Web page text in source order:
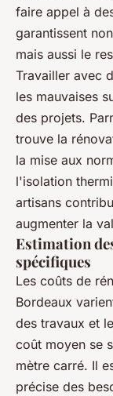
faire appel à
garantissent
mais aussi le
Travailler avec
les mauvaises
des projets.
trouve la
la mise aux
l'isolation
artisans
augmenter la
Estimation
spécifiques
Les coûts de
Bordeaux
des travaux et
coût moyen se
mètre carré. Il
précise des